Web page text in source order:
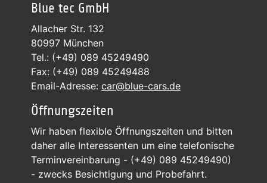
Blue tec GmbH
Allacher Str. 132
80997 München
Tel.: (+49) 089 45249490
Fax: (+49) 089 45249488
Email-Adresse: car@blue-cars.de
Öffnungszeiten
Wir haben flexible Öffnungszeiten und bitten
daher alle Interessenten um eine telefonische
Terminvereinbarung - (+49) 089 45249490)
- zwecks Besichtigung und Probefahrt.